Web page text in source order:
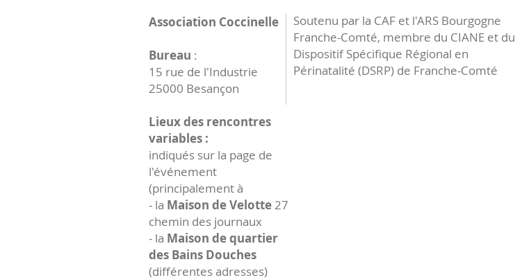
Association Coccinelle
Bureau :
15 rue de l'Industrie
25000 Besançon
Lieux des rencontres
variables :
indiqués sur la page de
l'événement
(principalement à
- la Maison de Velotte27
chemin des journaux
- la Maison de quartier
des Bains Douches
(différentes adresses)
Soutenu par la CAF et l'ARS Bourgogne
Franche-Comté, membre du CIANE et du
Dispositif Spécifique Régional en
Périnatalité (DSRP) de Franche-Comté